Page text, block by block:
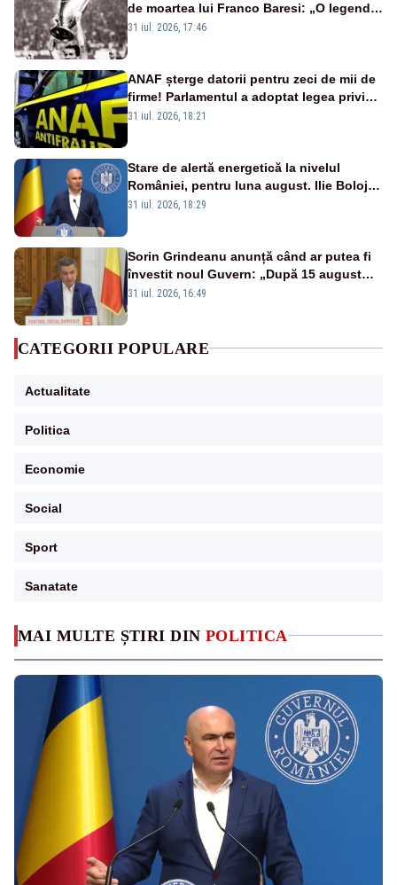
MAI MULTE ȘTIRI DIN POLITICA
de moartea lui Franco Baresi: „O legendă
a fotbalului mondial”
31 iul. 2026, 17:46
ANAF șterge datorii pentru zeci de mii de
firme! Parlamentul a adoptat legea privind
amnistia fiscală
31 iul. 2026, 18:21
Stare de alertă energetică la nivelul
României, pentru luna august. Ilie Bolojan
a anunțat importuri și posibile restricții –
31 iul. 2026, 18:29
Sorin Grindeanu anunță când ar putea fi
învestit noul Guvern: „După 15 august
sunt șanse mai mari”
31 iul. 2026, 16:49
CATEGORII POPULARE
Actualitate
Politica
Economie
Social
Sport
Sanatate